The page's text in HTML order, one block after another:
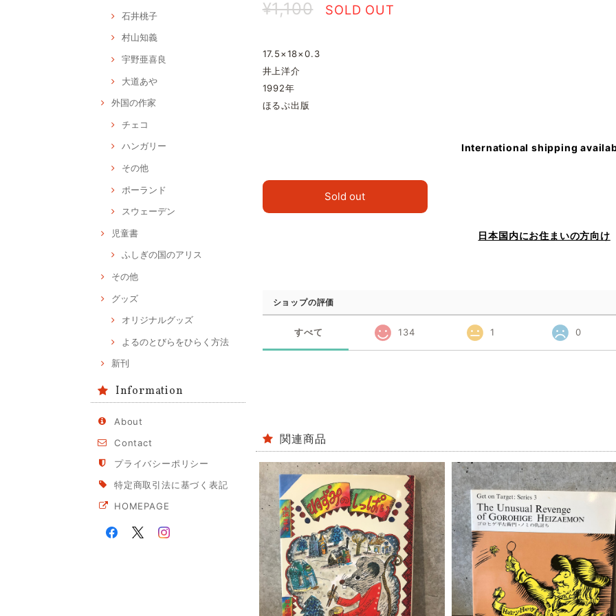
石井桃子
村山知義
宇野亜喜良
大道あや
外国の作家
チェコ
ハンガリー
その他
ポーランド
スウェーデン
児童書
ふしぎの国のアリス
その他
グッズ
オリジナルグッズ
よるのとびらをひらく方法
新刊
Information
About
Contact
プライバシーポリシー
特定商取引法に基づく表記
HOMEPAGE
¥1,100 SOLD OUT
17.5×18×0.3
井上洋介
1992年
ほるぷ出版
International shipping
Sold out
日本国内にお住まいの方向け
ショップの評価
すべて 134 1 0
関連商品